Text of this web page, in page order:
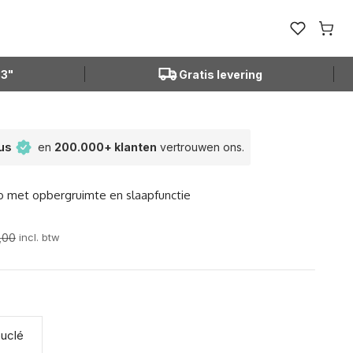
Open
Gratis levering
en 200.000+ klanten vertrouwen ons.
met opbergruimte en slaapfunctie
prijsincl. btw